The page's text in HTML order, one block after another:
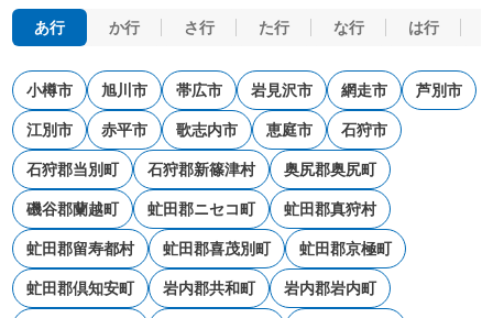
あ行 か行 さ行 た行 な行 は行
小樽市 旭川市 帯広市 岩見沢市 網走市 芦別市
江別市 赤平市 歌志内市 恵庭市 石狩市
石狩郡当別町 石狩郡新篠津村 奥尻郡奥尻町
磯谷郡蘭越町 虻田郡ニセコ町 虻田郡真狩村
虻田郡留寿都村 虻田郡喜茂別町 虻田郡京極町
虻田郡倶知安町 岩内郡共和町 岩内郡岩内町